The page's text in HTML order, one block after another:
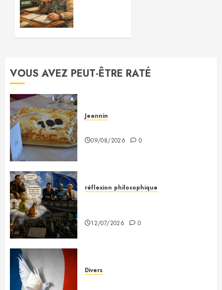
VOUS AVEZ PEUT-ÊTRE RATÉ
Jeannin
09/08/2026 0
réflexion philosophique
12/07/2026 0
Divers